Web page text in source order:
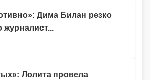
Дима Билан резко
журналист...
Лолита провела